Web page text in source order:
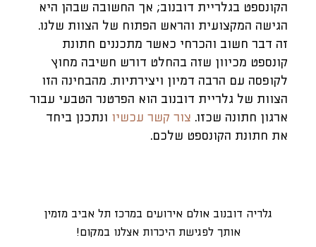
הקונספט בגלריית דובנוב; אך החשובה שבהן היא
הגישה המקצועית והראש הפתוח של הצוות שלנו.
זה דבר חשוב והכרחי כאשר מתכננים חתונת
קונספט מכיוון שזה בהחלט דורש חשיבה מחוץ
לקופסה עם הרבה דמיון ויצירתיות. מהבחינה הזו
הצוות של גלריית דובנוב הוא הפרטנר הטבעי עבור
ארגון חתונה שכזו. צור קשר עכשיו ונתכנן ביחד
את חתונת הקונספט שלכם.
גלריה דובנוב אולם אירועים במרכז תל אביב מזמין
אותך לפגישת היכרות אצלנו במקום!